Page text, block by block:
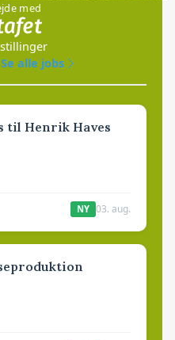
med
Se alle jobs
til Henrik Haves
NY 03. aug.